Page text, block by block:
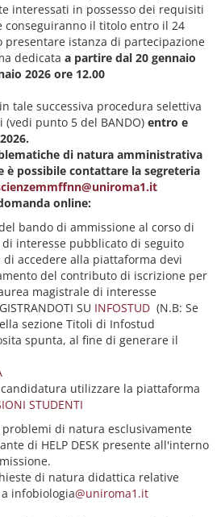
interessati in possesso dei requisiti
conseguiranno il titolo entro il 24
presentare istanza di partecipazione
dedicata a partire dal 20 gennaio
2026 ore 12.00
tale successiva procedura selettiva
punto 5 del BANDO) entro e
di natura amministrativa
è possibile contattare la segreteria
online:
bando di ammissione al corso di
interesse pubblicato di seguito
accedere alla piattaforma devi
del contributo di iscrizione per
magistrale di interesse
SU INFOSTUD (N.B: Se
sezione Titoli di Infostud
spunta, al fine di generare il
utilizzare la piattaforma
STUDENTI
di natura esclusivamente
di HELP DESK presente all'interno
di natura didattica relative
infobiologia@uniroma1.it